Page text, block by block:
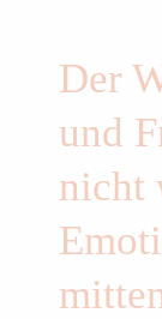
Der
und
nicht